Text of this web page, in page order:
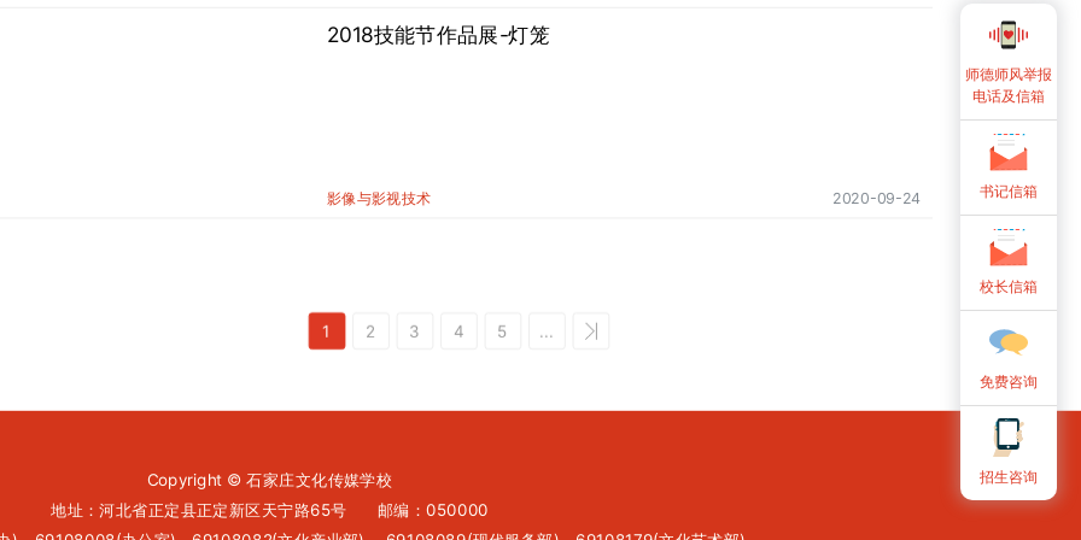
2018技能节作品展-灯笼
影像与影视技术 2020-09-24
1 2 3 4 5
Copyright © 石家庄文化传媒学校
地址：河北省正定县正定新区天宁路65号 邮编：050000
师德师风举报
电话及信箱
书记信箱
校长信箱
免费咨询
招生咨询